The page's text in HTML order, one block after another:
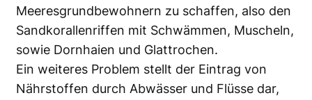
Meeresgrundbewohnern zu schaffen, also den
Sandkorallenriffen mit Schwämmen, Muscheln,
sowie Dornhaien und Glattrochen.
Ein weiteres Problem stellt der Eintrag von
Nährstoffen durch Abwässer und Flüsse dar,